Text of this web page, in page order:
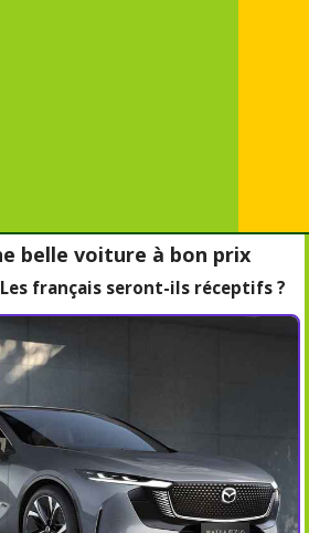
belle voiture à bon prix
Les français seront-ils réceptifs ?